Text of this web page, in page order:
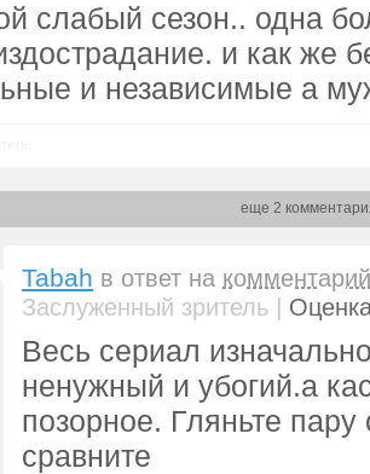
слабый сезон.. одна
и как же
и независимые а
еще 2
Tabah в ответ на комментарий
Заслуженный зритель |
Весь сериал
ненужный и убогий.а
позорное. Гляньте
сравните